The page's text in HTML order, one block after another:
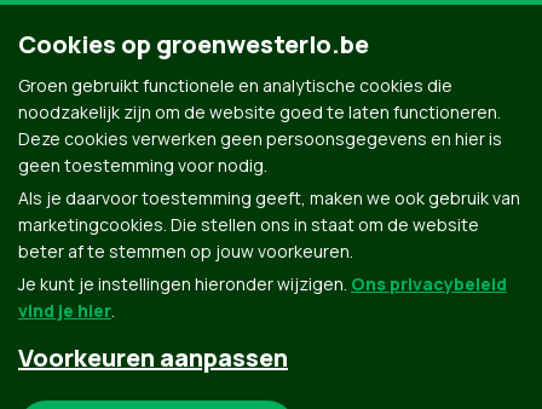
Groen.be
Cookies op groenwesterlo.be
Groen gebruikt functionele en analytische cookies die
noodzakelijk zijn om de website goed te laten functioneren.
Deze cookies verwerken geen persoonsgegevens en hier is
geen toestemming voor nodig.
Als je daarvoor toestemming geeft, maken we ook gebruik van
marketingcookies. Die stellen ons in staat om de website
beter af te stemmen op jouw voorkeuren.
Je kunt je instellingen hieronder wijzigen. Ons privacybeleid
vind je hier.
Voorkeuren aanpassen